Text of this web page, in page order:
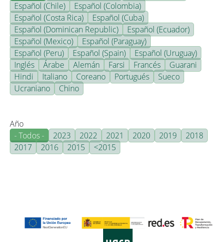
Español (Chile)
Español (Colombia)
Español (Costa Rica)
Español (Cuba)
Español (Dominican Republic)
Español (Ecuador)
Español (Mexico)
Español (Paraguay)
Español (Peru)
Español (Spain)
Español (Uruguay)
Inglés
Árabe Alemán Farsi Francés
Guarani
Hindi
Italiano Coreano Portugués
Sueco
Ucraniano
Chino
Año
- Todos -
2023 2022 2021 2020 2019
2018
2017
2016 2015 <2015